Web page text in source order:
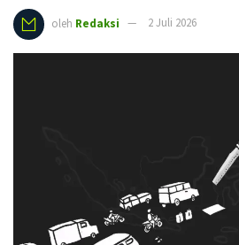
oleh Redaksi 2 Juli 2026